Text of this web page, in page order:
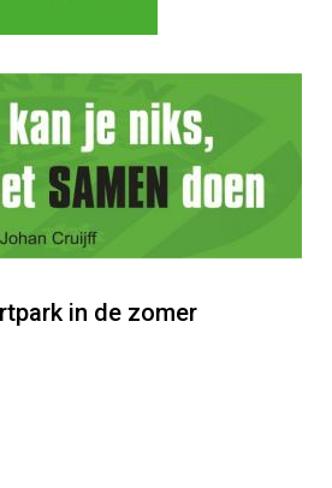
in de zomer